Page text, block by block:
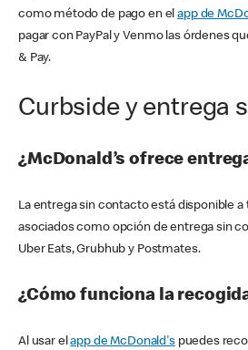
como método de pago en elapp de
pagar con PayPal y Venmo las órdenes
& Pay.
Curbside y entrega
¿McDonald’s ofrece
La entrega sin contacto está disponible
asociados como opción de entrega sin
Uber Eats, Grubhub y Postmates.
¿Cómo funciona la
Al usar elapp de McDonald'spuedes